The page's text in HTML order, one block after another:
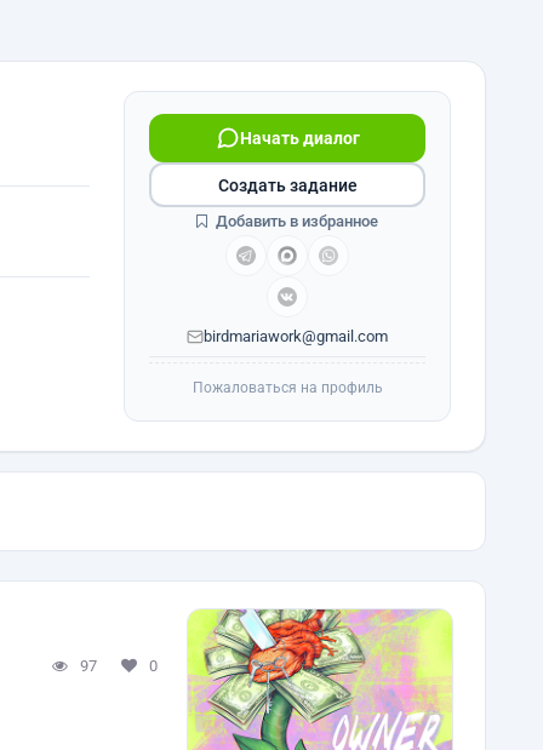
Начать диалог
birdmariawork@gmail.com
Создать задание
Добавить в избранное
Пожаловаться на профиль
97 0